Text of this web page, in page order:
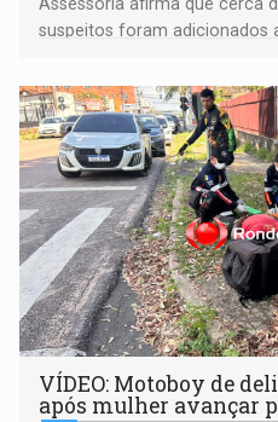
Assessoria afirma que cerca
suspeitos foram adicionados
remover as contas
VÍDEO: Motoboy de
após mulher avançar